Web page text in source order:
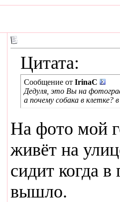
Цитата:
Сообщение от IrinaC
Дедуля, это Вы на
а почему собака в клетке?
На фото мой
живёт на
сидит когда
вышло.